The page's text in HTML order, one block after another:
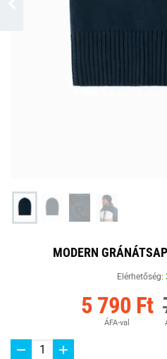
MODERN
Elérhetőség:
5 790 Ft
ÁFA-val